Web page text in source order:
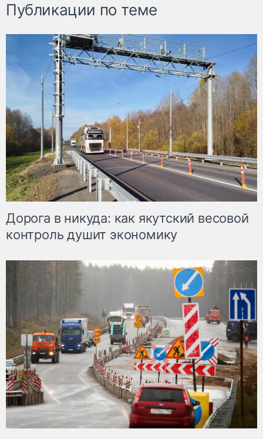
Публикации по теме
Дорога в никуда: как якутский весовой
контроль душит экономику